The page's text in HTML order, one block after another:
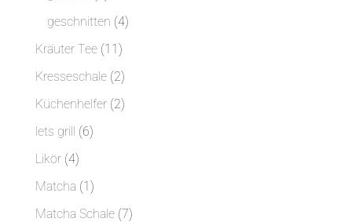
Produkte
geschnitten 44
Kräuter Tee 1111
Produkte
Kresseschale 22
Produkte
Küchenhelfer 22
lets grill 66
Likör 44
Produkte
Matcha 11
Produkt
Matcha Schale 77